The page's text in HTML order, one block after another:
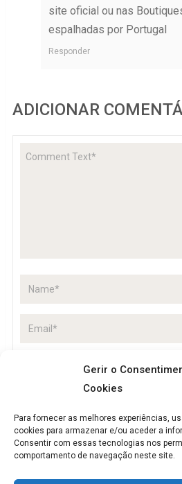
Gerir o
Cookies
Para fornecer as melhores experiências,
cookies para armazenar e/ou aceder a
Consentir com essas tecnologias nos
comportamento de navegação neste site.
site oficial ou nas
espalhadas por Portugal
Responder
ADICIONAR
para a próxima vez que eu